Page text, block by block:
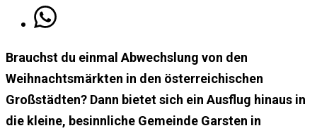
Brauchst du einmal Abwechslung von den
Weihnachtsmärkten in den österreichischen
Großstädten? Dann bietet sich ein Ausflug hinaus in
die kleine, besinnliche Gemeinde Garsten in